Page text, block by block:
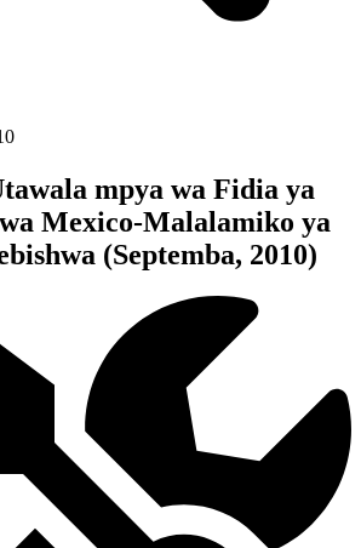
mpya wa Fidia ya
Mexico-Malalamiko ya
(Septemba, 2010)